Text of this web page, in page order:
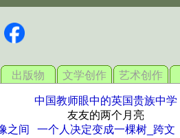
出版物 文学创作 艺术创作
中国教师眼中的英国贵族中学
友友的两个月亮
之间
一个人决定变成一棵树_跨文